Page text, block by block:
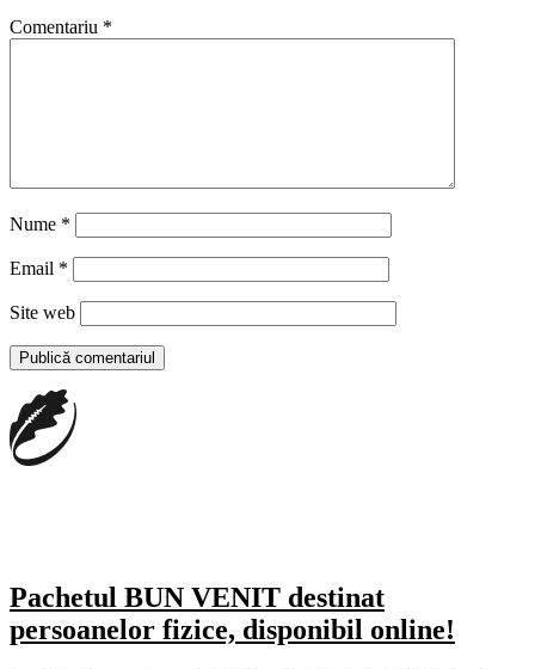
Comentariu *
Nume *
Email *
Site web
Pachetul BUN VENIT destinat
persoanelor fizice, disponibil online!